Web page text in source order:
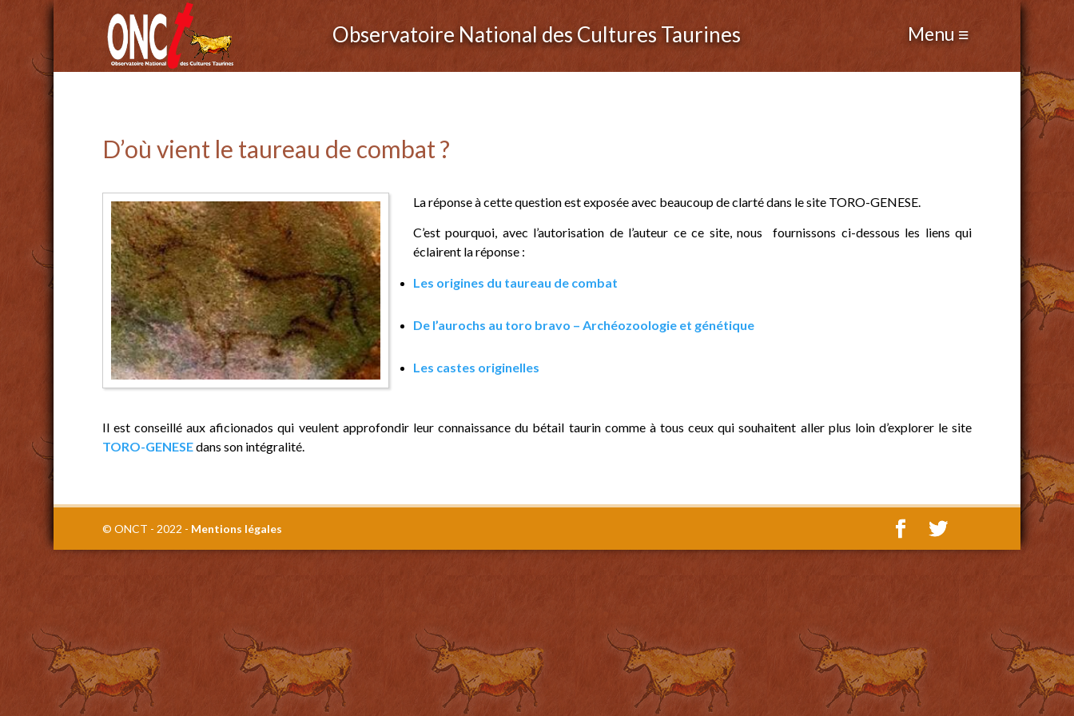
Observatoire National des Cultures Taurines
D’où vient le taureau de combat ?
La réponse à cette question est exposée avec beaucoup de clarté dans le site TORO-GENESE.
C’est pourquoi, avec l’autorisation de l’auteur ce ce site, nous fournissons ci-dessous les liens qui
éclairent la réponse :
Les origines du taureau de combat
De l’aurochs au toro bravo – Archéozoologie et génétique
Les castes originelles
Il est conseillé aux aficionados qui veulent approfondir leur connaissance du bétail taurin comme à tous ceux qui souhaitent aller plus loin d’explorer le site
TORO-GENESEdans son intégralité.
© ONCT - 2022 - Mentions légales